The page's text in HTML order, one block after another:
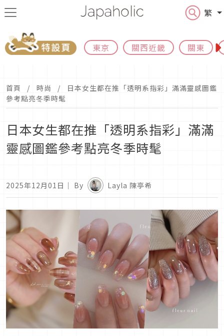
繁
東京 關西近畿 關東
首頁 時尚
日本女生都在推「透明系指彩」滿滿靈感圖鑑
參考點亮冬季時髦
日本女生都在推「透明系指彩」滿滿
靈感圖鑑參考點亮冬季時髦
2025年12月01日 ｜ By Layla 陳亭希